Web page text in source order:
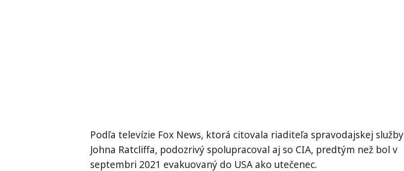
Podľa televízie Fox News, ktorá citovala riaditeľa spravodajskej služby
Johna Ratcliffa, podozrivý spolupracoval aj so CIA, predtým než bol v
septembri 2021 evakuovaný do USA ako utečenec.